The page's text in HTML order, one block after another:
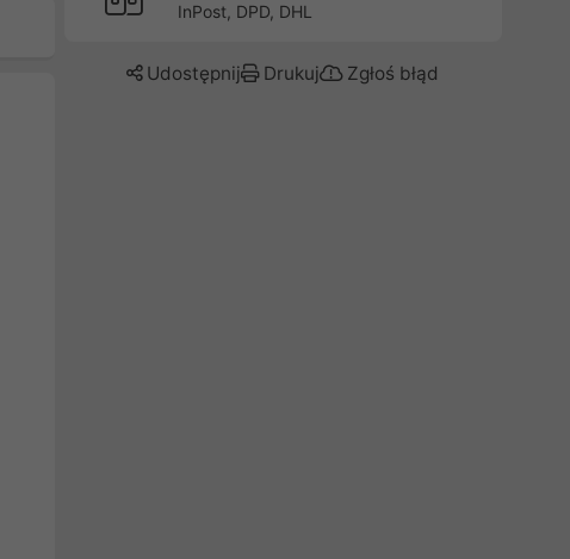
InPost, DPD, DHL
Udostępnij Drukuj Zgłoś błąd